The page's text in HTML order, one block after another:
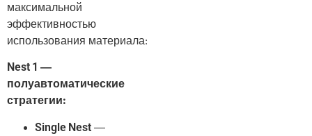
максимальной
эффективностью
использования материала:
Nest 1 —
полуавтоматические
стратегии:
Single Nest —